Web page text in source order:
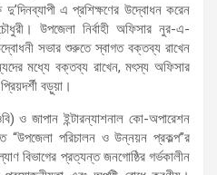
এ প্রশিক্ষণের উদ্বোধন করেন
উপজেলা নির্বাহী অফিসার নুর-এ-
সভার শুরুতে স্বাগত বক্তব্য রাখেন
মধ্যে বক্তব্য রাখেন, মৎস্য অফিসার
বড়ুয়া।
ও জাপান ইন্টারন্যাশনাল কো-অপারেশন
“উপজেলা পরিচালন ও উন্নয়ন প্রকল্প”র
বিভাগের প্রত্যন্ত জনগোষ্ঠির গর্ভকালীন